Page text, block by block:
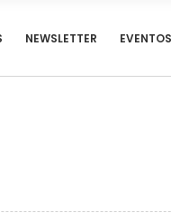
NEWSLETTER EVENTOS